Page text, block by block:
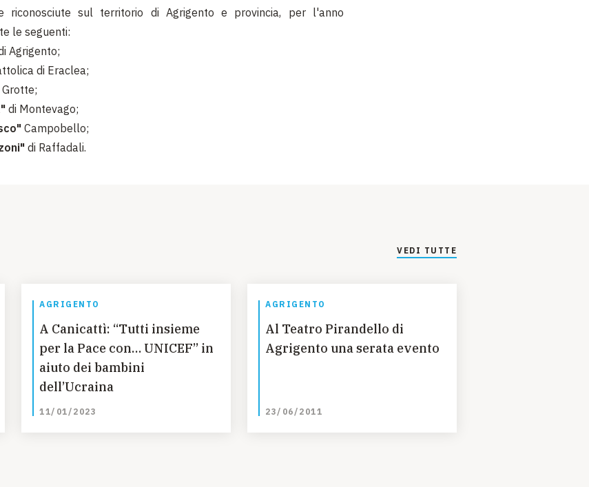
riconosciute sul territorio di Agrigento e provincia, per l'anno
le seguenti:
Agrigento;
di Eraclea;
Grotte;
di Montevago;
Campobello;
di Raffadali.
VEDI TUTTE
AGRIGENTO
A Canicattì: “Tutti insieme
per la Pace con… UNICEF” in
aiuto dei bambini
dell’Ucraina
11/01/2023
AGRIGENTO
Al Teatro Pirandello di
Agrigento una serata evento
23/06/2011